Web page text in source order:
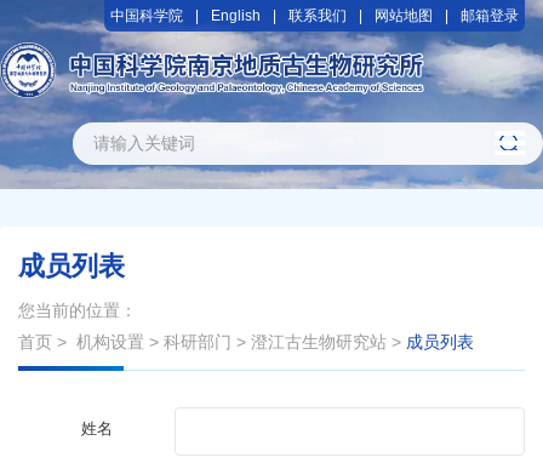
中国科学院 English 联系我们 网站地图 邮箱登录
成员列表
您当前的位置：
首页 > 机构设置 > 科研部门 > 澄江古生物研究站 > 成员列表
姓名